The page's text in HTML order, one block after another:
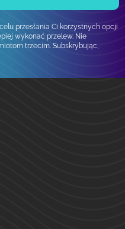
przesłania Ci korzystnych opcji
wykonać przelew. Nie
trzecim. Subskrybując,